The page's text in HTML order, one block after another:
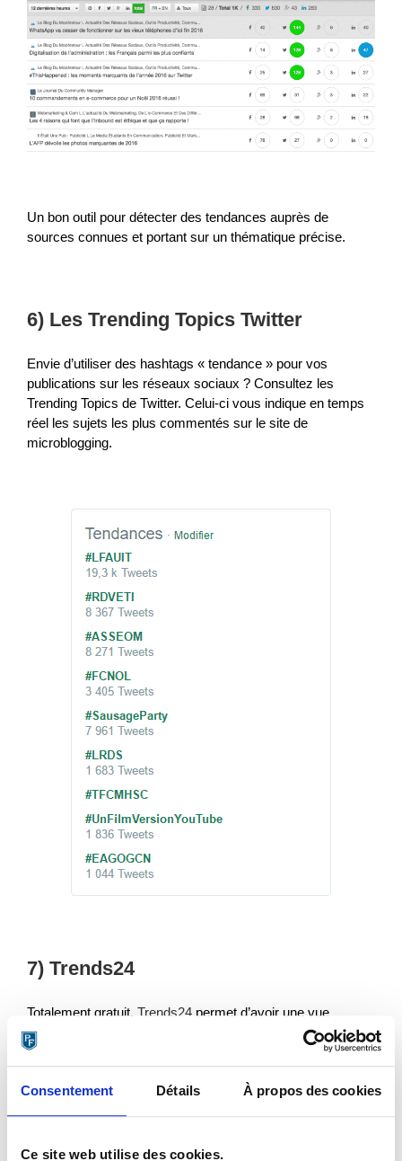
Consentement Détails À propos des cookies
Ce site web utilise des cookies.
Un bon outil pour détecter des tendances auprès de
sources connues et portant sur un thématique précise.
6) Les Trending Topics Twitter
Envie d’utiliser des hashtags « tendance » pour vos
publications sur les réseaux sociaux ? Consultez les
Trending Topics de Twitter. Celui-ci vous indique en temps
réel les sujets les plus commentés sur le site de
microblogging.
7) Trends24
Totalement gratuit, Trends24 permet d’avoir une vue
d’ensemble de toutes les tendances Twitter durant les
dernières 24h.